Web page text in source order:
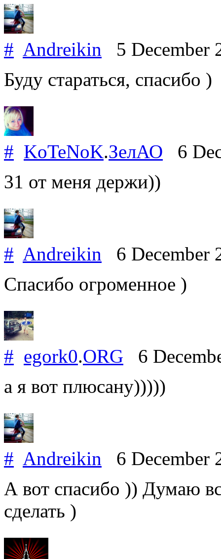
# Andreikin 5 December
Буду стараться, спасибо )
# KoTeNoK.ЗелАО 6
31 от меня держи))
# Andreikin 6 December
Спасибо огроменное )
# egork0.ORG 6
а я вот плюсану)))))
# Andreikin 6 December
А вот спасибо )) Думаю
сделать )